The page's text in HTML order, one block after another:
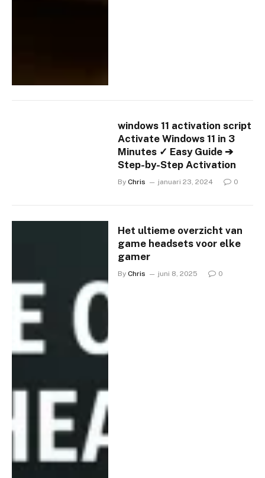
windows 11 activation script
Activate Windows 11 in 3
Minutes ✓ Easy Guide ➔
Step-by-Step Activation
By Chris januari 23, 2024 0
Het ultieme overzicht van
game headsets voor elke
gamer
By Chris juni 8, 2025 0